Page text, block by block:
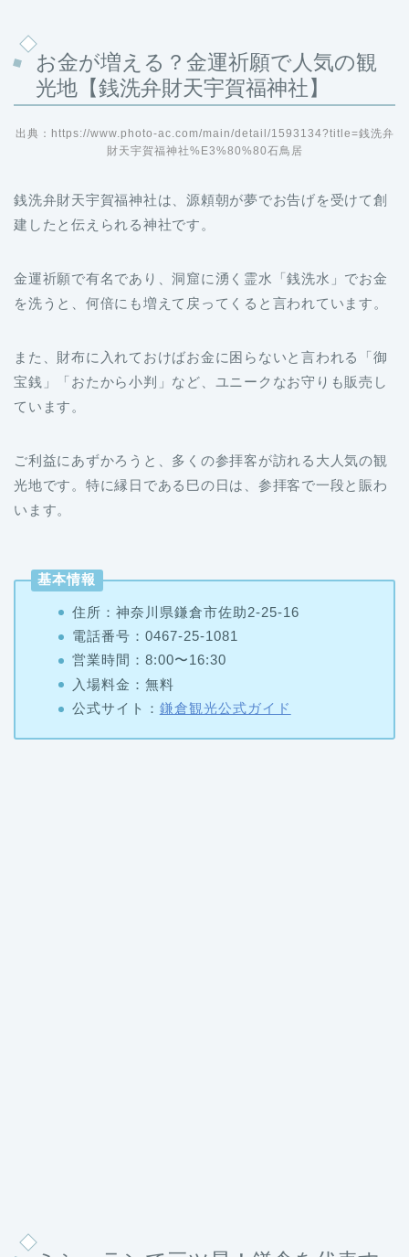
お金が増える？金運祈願で人気の観
光地【銭洗弁財天宇賀福神社】
出典：https://www.photo-ac.com/main/detail/1593134?title=銭洗弁
財天宇賀福神社%E3%80%80石鳥居
銭洗弁財天宇賀福神社は、源頼朝が夢でお告げを受けて創
建したと伝えられる神社です。
金運祈願で有名であり、洞窟に湧く霊水「銭洗水」でお金
を洗うと、何倍にも増えて戻ってくると言われています。
また、財布に入れておけばお金に困らないと言われる「御
宝銭」「おたから小判」など、ユニークなお守りも販売し
ています。
ご利益にあずかろうと、多くの参拝客が訪れる大人気の観
光地です。特に縁日である巳の日は、参拝客で一段と賑わ
います。
基本情報
住所：神奈川県鎌倉市佐助2-25-16
電話番号：0467-25-1081
営業時間：8:00〜16:30
入場料金：無料
公式サイト： 鎌倉観光公式ガイド